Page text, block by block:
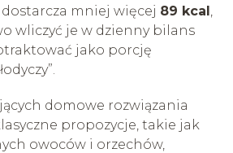
dostarcza mniej więcej 89 kcal,
wliczyć je w dzienny bilans
jako porcję
domowe rozwiązania
propozycje, takie jak
owoców i orzechów,